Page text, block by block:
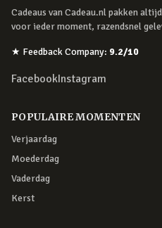
Cadeaus van Cadeau.nl pakken
voor ieder moment, razendsnel
★ Feedback Company: 9.2/10
FacebookInstagram
POPULAIRE MOMENTEN
Verjaardag
Moederdag
Vaderdag
Kerst